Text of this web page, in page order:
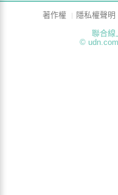
著作權 隱私權聲明
聯合線
©